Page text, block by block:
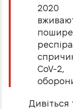
2020
CoV-
Дивіться